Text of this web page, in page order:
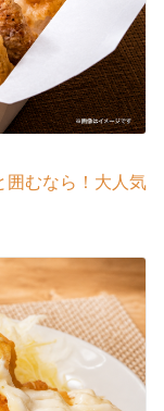
囲むなら！大人気